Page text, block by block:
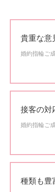
貴重な意
婚約指輪ご
接客の対
婚約指輪ご
種類も豊